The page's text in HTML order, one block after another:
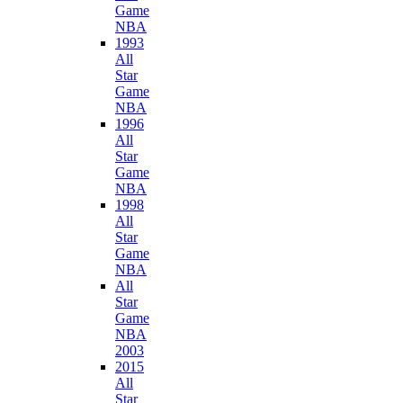
Game
NBA
1993
All
Star
Game
NBA
1996
All
Star
Game
NBA
1998
All
Star
Game
NBA
All
Star
Game
NBA
2003
2015
All
Star